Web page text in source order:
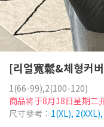
[리얼寬鬆&체형커
1(66-99),2(100-120)
商品将于8月18日星期二
尺寸參考： 1(XL),